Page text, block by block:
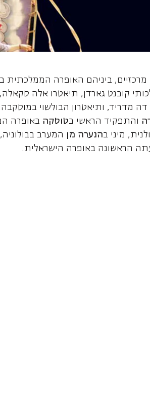
ביניהם האופרה הממלכתית
קובנט גארדן, תיאטרו אלה
מדריד, ותיאטרון הבולשוי
והתפקיד הראשי בטוסקה באופרה
מיני בהנערה מן המערב
הראשונה באופרה הישראלית.